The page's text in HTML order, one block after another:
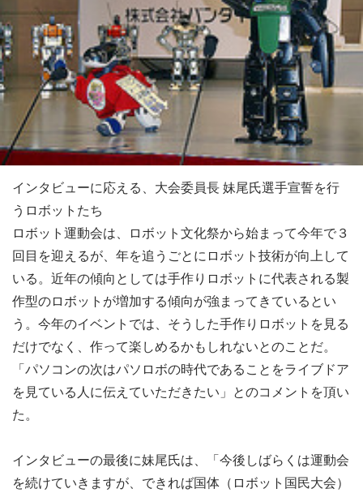
インタビューに応える、大会委員長 妹尾氏選手宣誓を行
うロボットたち
ロボット運動会は、ロボット文化祭から始まって今年で３
回目を迎えるが、年を追うごとにロボット技術が向上して
いる。近年の傾向としては手作りロボットに代表される製
作型のロボットが増加する傾向が強まってきているとい
う。今年のイベントでは、そうした手作りロボットを見る
だけでなく、作って楽しめるかもしれないとのことだ。
「パソコンの次はパソロボの時代であることをライブドア
を見ている人に伝えていただきたい」とのコメントを頂い
た。
インタビューの最後に妹尾氏は、「今後しばらくは運動会
を続けていきますが、できれば国体（ロボット国民大会）